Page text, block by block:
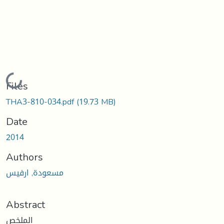
Loading...
Files
THA3-810-034.pdf(19.73 MB)
Date
2014
Authors
مسعودة, ارفيس
Abstract
الملخص